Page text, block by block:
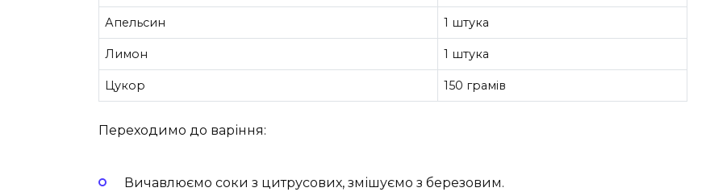
Апельсин 1 штука
Лимон 1 штука
Цукор 150 грамів
Переходимо до варіння:
Вичавлюємо соки з цитрусових, змішуємо з березовим.